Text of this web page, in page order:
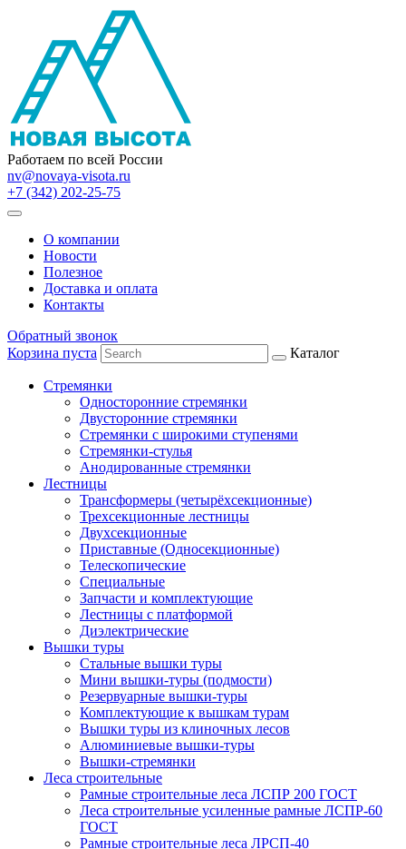
Работаем по всей России
nv@novaya-visota.ru
+7 (342) 202-25-75
О компании
Новости
Полезное
Доставка и оплата
Контакты
Обратный звонок
Корзина пуста
Каталог
Стремянки
Односторонние стремянки
Двусторонние стремянки
Стремянки с широкими ступенями
Стремянки-стулья
Анодированные стремянки
Лестницы
Трансформеры (четырёхсекционные)
Трехсекционные лестницы
Двухсекционные
Приставные (Односекционные)
Телескопические
Специальные
Запчасти и комплектующие
Лестницы с платформой
Диэлектрические
Вышки туры
Стальные вышки туры
Мини вышки-туры (подмости)
Резервуарные вышки-туры
Комплектующие к вышкам турам
Вышки туры из клиночных лесов
Алюминиевые вышки-туры
Вышки-стремянки
Леса строительные
Рамные строительные леса ЛСПР 200 ГОСТ
Леса строительные усиленные рамные ЛСПР-60
ГОСТ
Рамные строительные леса ЛРСП-40